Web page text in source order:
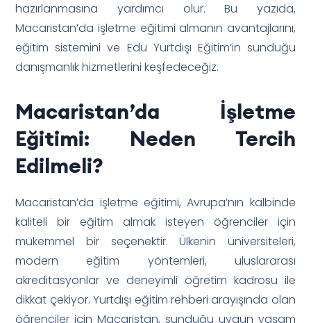
hazırlanmasına yardımcı olur. Bu yazıda,
Macaristan’da işletme eğitimi almanın avantajlarını,
eğitim sistemini ve Edu Yurtdışı Eğitim’in sunduğu
danışmanlık hizmetlerini keşfedeceğiz.
Macaristan’da İşletme
Eğitimi: Neden Tercih
Edilmeli?
Macaristan’da işletme eğitimi, Avrupa’nın kalbinde
kaliteli bir eğitim almak isteyen öğrenciler için
mükemmel bir seçenektir. Ülkenin üniversiteleri,
modern eğitim yöntemleri, uluslararası
akreditasyonlar ve deneyimli öğretim kadrosu ile
dikkat çekiyor. Yurtdışı eğitim rehberi arayışında olan
öğrenciler için Macaristan, sunduğu uygun yaşam